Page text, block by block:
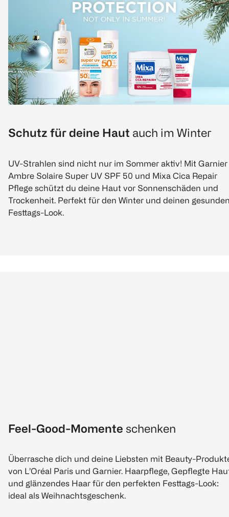
Schutz für deine Haut auch im Winter
UV-Strahlen sind nicht nur im Sommer aktiv! Mit Garnier
Ambre Solaire Super UV SPF 50 und Mixa Cica Repair
Pflege schützt du deine Haut vor Sonnenschäden und
Trockenheit. Perfekt für den Winter und deinen
Festtags-Look.
Feel-Good-Momente schenken
Überrasche dich und deine Liebsten mit Beauty-
von L’Oréal Paris und Garnier. Haarpflege, Gepflegte
und glänzendes Haar für den perfekten Festtags-Look:
ideal als Weihnachtsgeschenk.